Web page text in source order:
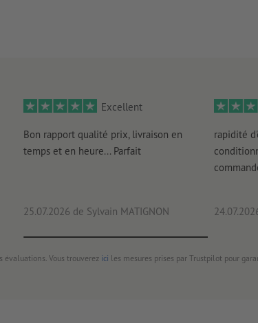
Excellent
Bon rapport qualité prix, livraison en
temps et en heure... Parfait
25.07.2026 de Sylvain MATIGNON
rapidité
Vous trouverez ici les mesures prises par Trustpilot pour